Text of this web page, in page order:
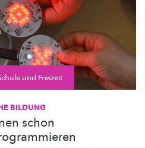
und Freizeit
BILDUNG
schon